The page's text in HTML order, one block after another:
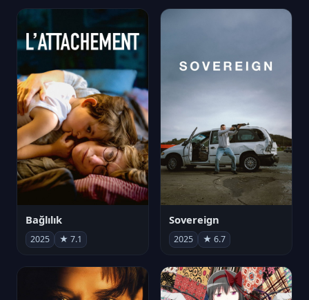
Bağlılık
2025 ★ 7.1
Sovereign
2025 ★ 6.7